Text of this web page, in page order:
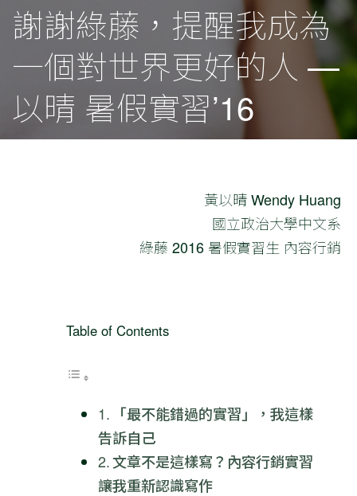
謝謝綠藤，提醒我成為
一個對世界更好的人 —
以晴 暑假實習’16
黃以晴 Wendy Huang
國立政治大學中文系
綠藤 2016 暑假實習生 內容行銷
Table of Contents
「最不能錯過的實習」，我這樣
告訴自己
文章不是這樣寫？內容行銷實習
讓我重新認識寫作